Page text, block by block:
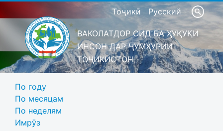
Тоҷикӣ Русский
ВАКОЛАТДОР ОИД БА ҲУҚУҚИ
ИНСОН ДАР ҶУМҲУРИИ
ТОҶИКИСТОН
По году
По месяцам
По неделям
Имрӯз